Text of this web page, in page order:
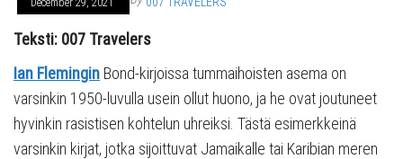
December 29, 2021
Teksti: 007 Travelers
Ian Flemingin Bond-kirjoissa tummaihoisten asema on
varsinkin 1950-luvulla usein ollut huono, ja he ovat joutuneet
hyvinkin rasistisen kohtelun uhreiksi. Tästä esimerkkeinä
varsinkin kirjat, jotka sijoittuvat Jamaikalle tai Karibian meren